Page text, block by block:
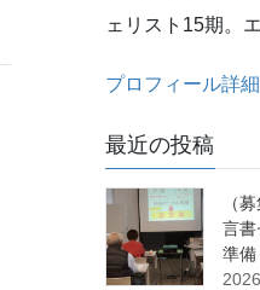
ェリスト15期。
プロフィール詳細
最近の投稿
（
言
準